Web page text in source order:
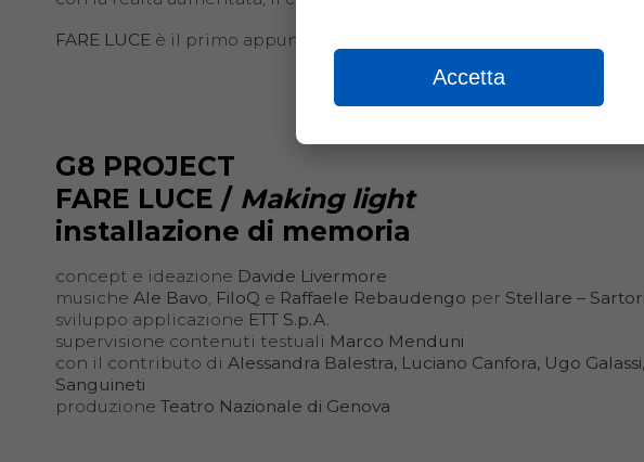
FARE LUCE è il primo appuntamento del , che
G8 PROJECT
FARE LUCE / Making light
installazione di memoria
concept e ideazione Davide Livermore
musicheAle Bavo, FiloQ e Raffaele Rebaudengo per Stellare –
sviluppo applicazione ETT S.p.A.
supervisione contenuti testuali Marco Menduni
con il contributo diAlessandra Balestra, Luciano Canfora, Ugo
Sanguineti
produzioneTeatro Nazionale di Genova
Accetta